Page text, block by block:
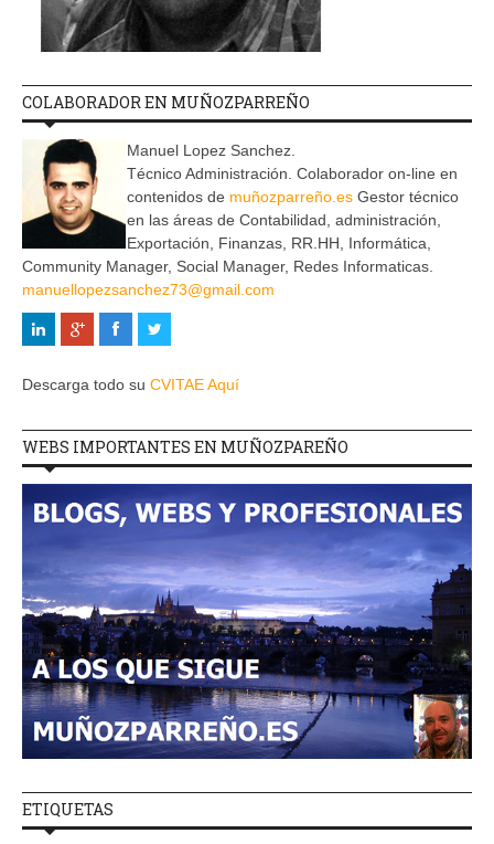
COLABORADOR EN MUÑOZPARREÑO
Manuel Lopez Sanchez.
Técnico Administración. Colaborador on-line en
contenidos de muñozparreño.es Gestor técnico
en las áreas de Contabilidad, administración,
Exportación, Finanzas, RR.HH, Informática,
Community Manager, Social Manager, Redes Informaticas.
manuellopezsanchez73@gmail.com
Descarga todo su CVITAE Aquí
WEBS IMPORTANTES EN MUÑOZPAREÑO
ETIQUETAS